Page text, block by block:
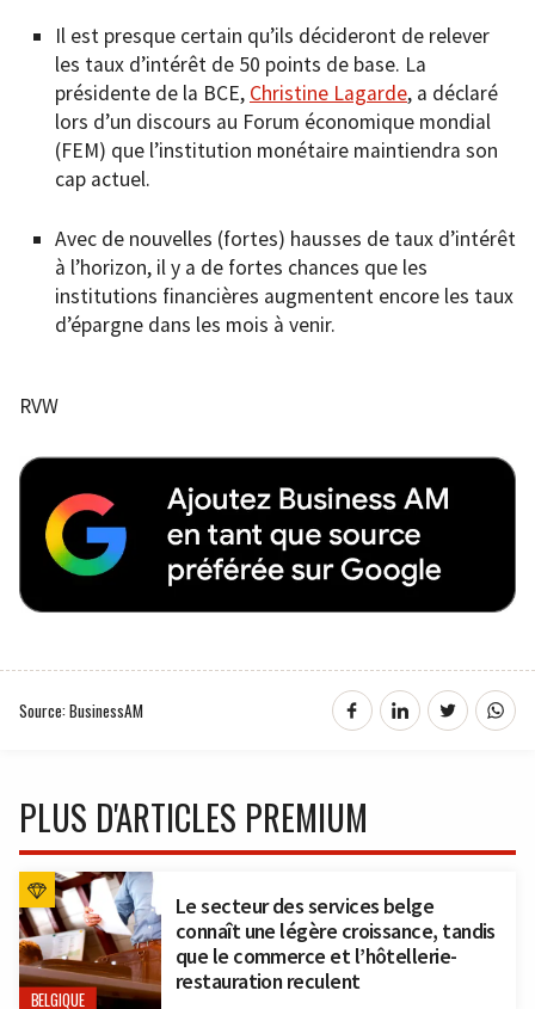
Il est presque certain qu’ils décideront de relever
les taux d’intérêt de 50 points de base. La
présidente de la BCE, Christine Lagarde, a déclaré
lors d’un discours au Forum économique mondial
(FEM) que l’institution monétaire maintiendra son
cap actuel.
Avec de nouvelles (fortes) hausses de taux d’intérêt
à l’horizon, il y a de fortes chances que les
institutions financières augmentent encore les taux
d’épargne dans les mois à venir.
RVW
Source: BusinessAM
PLUS D'ARTICLES PREMIUM
BELGIQUE
Le secteur des services belge
connaît une légère croissance, tandis
que le commerce et l’hôtellerie-
restauration reculent